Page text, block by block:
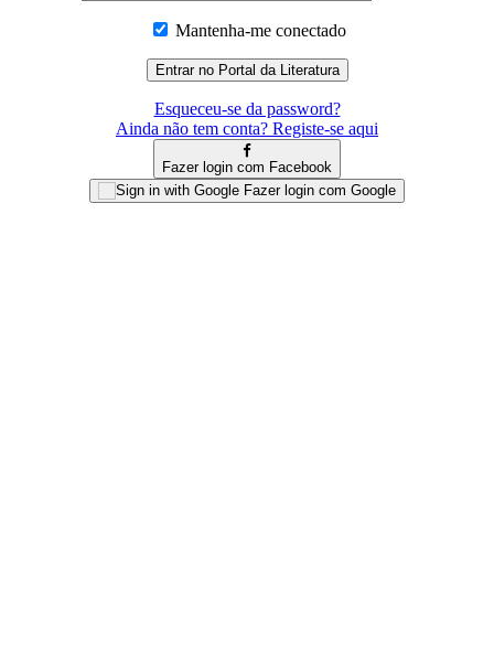
Mantenha-me conectado
Esqueceu-se da password?
Ainda não tem conta? Registe-se aqui
Fazer login com Facebook
Fazer login com Google